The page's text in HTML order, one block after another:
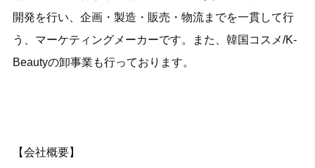
開発を行い、企画・製造・販売・物流までを一貫して行
う、マーケティングメーカーです。また、韓国コスメ/K-
Beautyの卸事業も行っております。
【会社概要】